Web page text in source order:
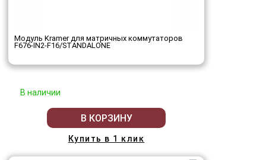
Модуль Kramer для матричных коммутаторов
F676-IN2-F16/STANDALONE
В наличии
В КОРЗИНУ
Купить в 1 клик